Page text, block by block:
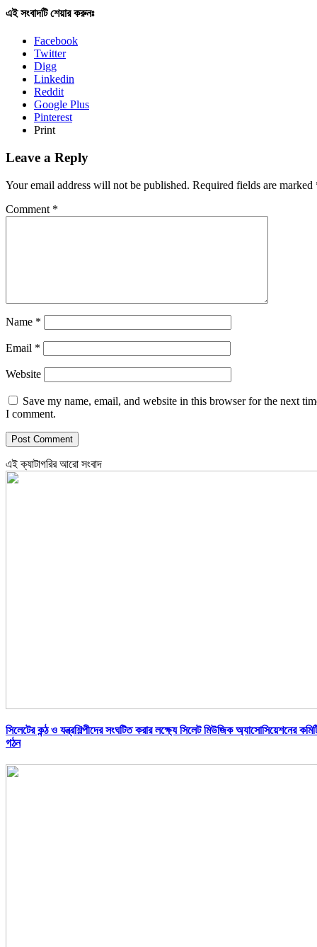
এই সংবাদটি শেয়ার করুনঃ
Facebook
Twitter
Digg
Linkedin
Reddit
Google Plus
Pinterest
Print
Leave a Reply
Your email address will not be published. Required fields are marked
Comment *
Name *
Email *
Website
Save my name, email, and website in this browser for the next
I comment.
এই ক্যাটাগরির আরো সংবাদ
সিলেটের কন্ঠ ও যন্ত্রশিল্পীদের সংঘটিত করার লক্ষ্যে সিলেট মিউজিক অ্যাসোসিয়েশনের
গঠন